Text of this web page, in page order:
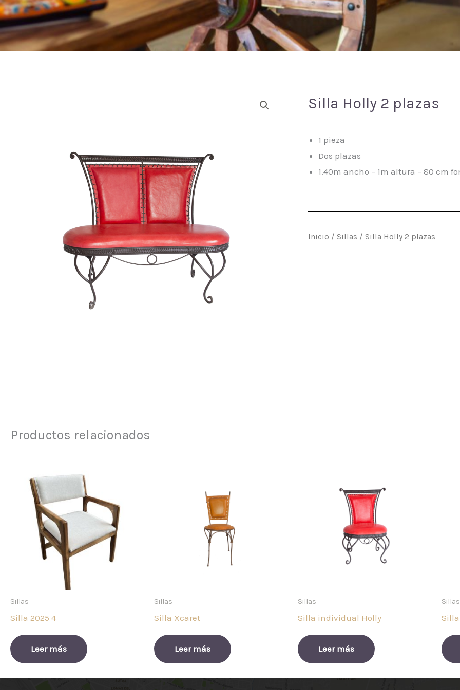
Silla Holly 2 plazas
1 pieza
Dos plazas
1.40m ancho – 1m altura – 80 cm
Inicio / Sillas / Silla Holly 2 plazas
Productos relacionados
Sillas
Silla 2025 4
Leer más
Sillas
Silla Xcaret
Leer más
Sillas
Silla individual Holly
Leer más
Sillas